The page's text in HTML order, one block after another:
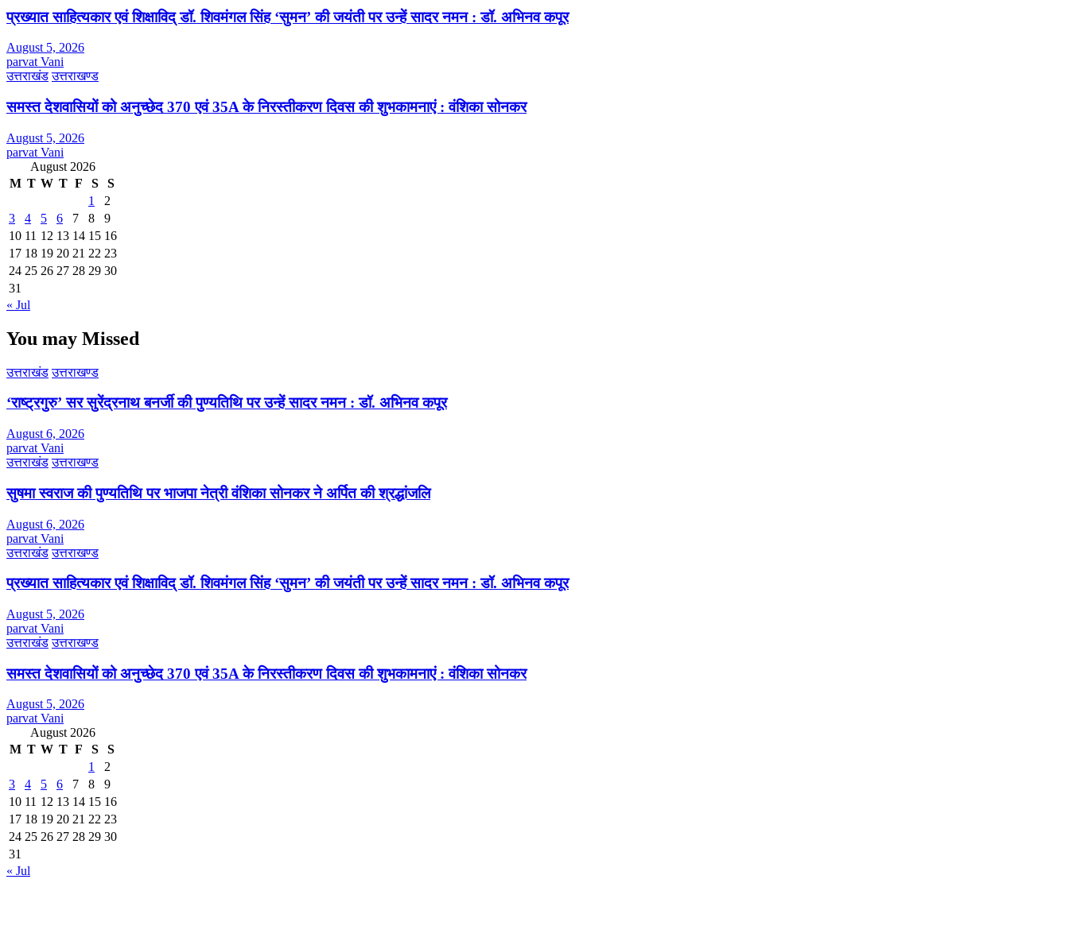
प्रख्यात साहित्यकार एवं शिक्षाविद् डॉ. शिवमंगल सिंह ‘सुमन’ की जयंती पर उन्हें सादर नमन : डॉ. अभिनव कपूर
August 5, 2026
parvat Vani
उत्तराखंड उत्तराखण्ड
समस्त देशवासियों को अनुच्छेद 370 एवं 35A के निरस्तीकरण दिवस की शुभकामनाएं : वंशिका सोनकर
August 5, 2026
parvat Vani
August 2026
M T W T F S
S
1
2
3
4 5 6 7 8
9
10 11 12 13 14 15 16
17 18 19 20 21 22 23
24 25 26 27 28 29 30
31
« Jul
You may Missed
उत्तराखंड उत्तराखण्ड
‘राष्ट्रगुरु’ सर सुरेंद्रनाथ बनर्जी की पुण्यतिथि पर उन्हें सादर नमन : डॉ. अभिनव कपूर
August 6, 2026
parvat Vani
उत्तराखंड उत्तराखण्ड
सुषमा स्वराज की पुण्यतिथि पर भाजपा नेत्री वंशिका सोनकर ने अर्पित की श्रद्धांजलि
August 6, 2026
parvat Vani
उत्तराखंड उत्तराखण्ड
प्रख्यात साहित्यकार एवं शिक्षाविद् डॉ. शिवमंगल सिंह ‘सुमन’ की जयंती पर उन्हें सादर नमन : डॉ. अभिनव कपूर
August 5, 2026
parvat Vani
उत्तराखंड उत्तराखण्ड
समस्त देशवासियों को अनुच्छेद 370 एवं 35A के निरस्तीकरण दिवस की शुभकामनाएं : वंशिका सोनकर
August 5, 2026
parvat Vani
August 2026
M T W T F S
S
1
2
3
4 5 6 7 8
9
10 11 12 13 14 15 16
17 18 19 20 21 22 23
24 25 26 27 28 29 30
31
« Jul